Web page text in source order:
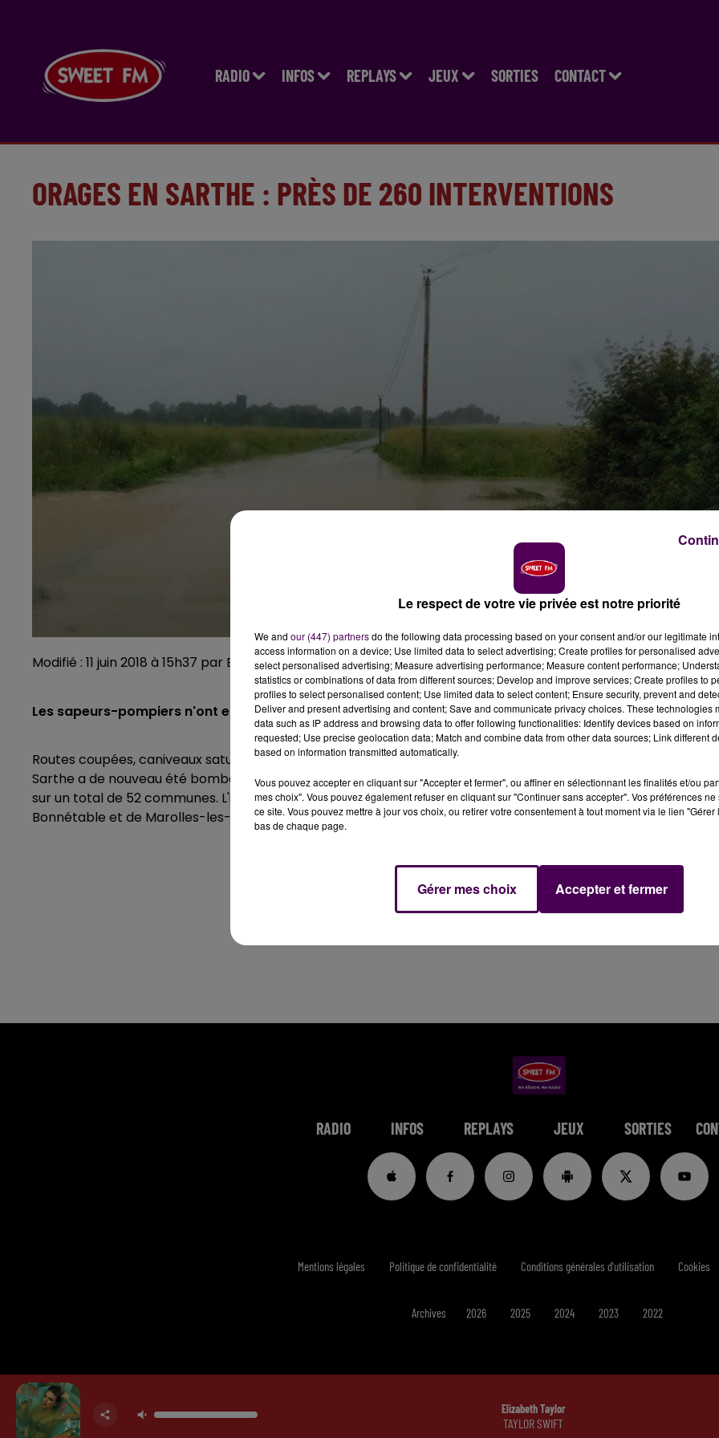
RADIO INFOS REPLAYS JEUX SORTIES CONTACT
ORAGES EN SARTHE : PRÈS DE 260 INTERVENTIONS
Modifié : 11 juin 2018 à 15h37 par Emilien Borderie
Les sapeurs-pompiers n'ont encore une fois pas chômé ce lundi 11 juin sur le front des inondations.
Routes coupées, caniveaux saturés, caves inondées... Le service départemental d'incendie et de secours de la
Sarthe a de nouveau été bombardé d'appels ce lundi 11 juin : à 17h30, 257 interventions avaient été
sur un total de 52 communes. L'impact des orages s'est notamment fait ressentir dans les secteurs de
Bonnétable et de Marolles-les-Braults.
RADIO INFOS REPLAYS JEUX SORTIES
Elizabeth Taylor
TAYLOR SWIFT
Mentions légales Politique de confidentialité Conditions générales d'utilisation Cookies
Archives 2026 2025 2024 2023 2022
Le respect de votre vie privée est notre priorité
We and our (447) partnersdo the following data processing based on your consent and/or our legitimate
access information on a device; Use limited data to select advertising; Create profiles for personalised
select personalised advertising; Measure advertising performance; Measure content performance;
statistics or combinations of data from different sources; Develop and improve services; Create profiles to
profiles to select personalised content; Use limited data to select content; Ensure security, prevent and
Deliver and present advertising and content; Save and communicate privacy choices. These technologies
data such as IP address and browsing data to offer following functionalities: Identify devices based on
requested; Use precise geolocation data; Match and combine data from other data sources; Link different
based on information transmitted automatically.
Vous pouvez accepter en cliquant sur "Accepter et fermer", ou affiner en sélectionnant les finalités et/ou
mes choix". Vous pouvez également refuser en cliquant sur "Continuer sans accepter". Vos préférences
ce site. Vous pouvez mettre à jour vos choix, ou retirer votre consentement à tout moment via le lien
bas de chaque page.
Gérer mes choix Accepter et fermer